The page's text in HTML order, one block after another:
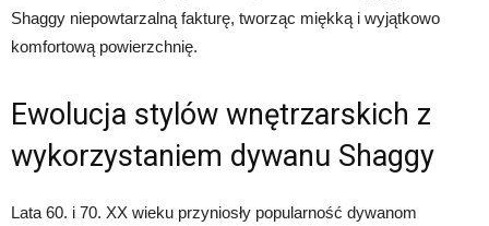
Shaggy niepowtarzalną fakturę, tworząc miękką i wyjątkowo
komfortową powierzchnię.
Ewolucja stylów wnętrzarskich z
wykorzystaniem dywanu Shaggy
Lata 60. i 70. XX wieku przyniosły popularność dywanom